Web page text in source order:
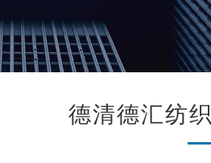
德清德汇纺